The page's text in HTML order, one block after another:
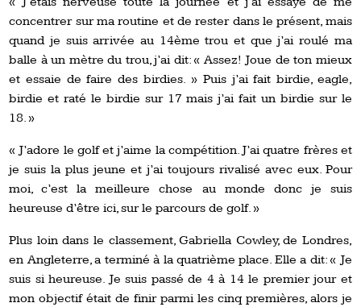
concentrer sur ma routine et de rester dans le présent, mais
quand je suis arrivée au 14ème trou et que j’ai roulé ma
balle à un mètre du trou, j’ai dit: « Assez! Joue de ton mieux
et essaie de faire des birdies. » Puis j’ai fait birdie, eagle,
birdie et raté le birdie sur 17 mais j’ai fait un birdie sur le
18. »
« J’adore le golf et j’aime la compétition. J’ai quatre frères et
je suis la plus jeune et j’ai toujours rivalisé avec eux. Pour
moi, c’est la meilleure chose au monde donc je suis
heureuse d’être ici, sur le parcours de golf. »
Plus loin dans le classement, Gabriella Cowley, de Londres,
en Angleterre, a terminé à la quatrième place. Elle a dit: « Je
suis si heureuse. Je suis passé de 4 à 14 le premier jour et
mon objectif était de finir parmi les cinq premières, alors je